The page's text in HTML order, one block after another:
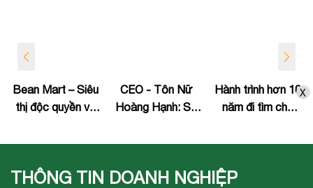
Bean Mart – Siêu
thị độc quyền về
phẩm rau Nhật
CEO - Tôn Nữ
Hoàng Hạnh: Sự
sức khỏe cộng
chuỗi siêu thị thực
Hành trình hơn 10
năm đi tìm chỗ
trường của Bean
X
THÔNG TIN DOANH NGHIỆP